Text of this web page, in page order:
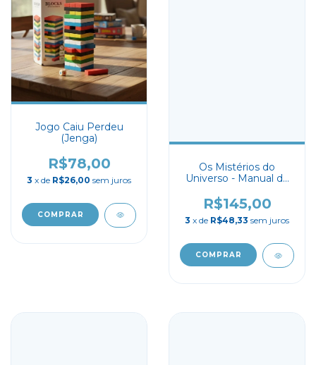
Jogo Caiu Perdeu
(Jenga)
R$78,00
3 x de R$26,00 sem juros
Os Mistérios do
Universo - Manual do
R$145,00
3 x de R$48,33 sem juros